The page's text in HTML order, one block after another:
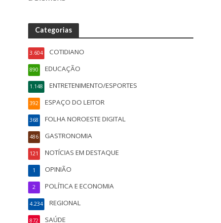
Categorias
COTIDIANO
3.604
EDUCAÇÃO
890
ENTRETENIMENTO/ESPORTES
1.148
ESPAÇO DO LEITOR
392
FOLHA NOROESTE DIGITAL
368
GASTRONOMIA
486
NOTÍCIAS EM DESTAQUE
121
OPINIÃO
1
POLÍTICA E ECONOMIA
2
REGIONAL
4.234
SAÚDE
872